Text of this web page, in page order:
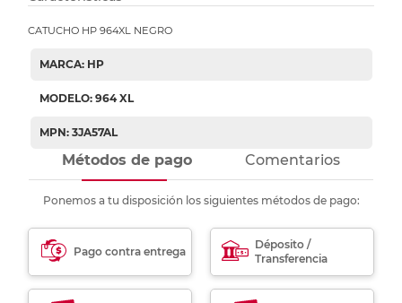
CATUCHO HP 964XL NEGRO
MARCA: HP
MODELO: 964 XL
MPN: 3JA57AL
Métodos de pago Comentarios
Ponemos a tu disposición los siguientes métodos de pago:
Pago contra entrega
Déposito /
Transferencia